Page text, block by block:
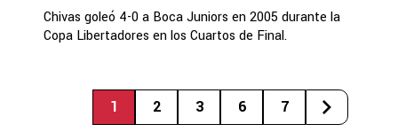
Chivas goleó 4-0 a Boca Juniors en 2005 durante la
Copa Libertadores en los Cuartos de Final.
1 2 3 6 7